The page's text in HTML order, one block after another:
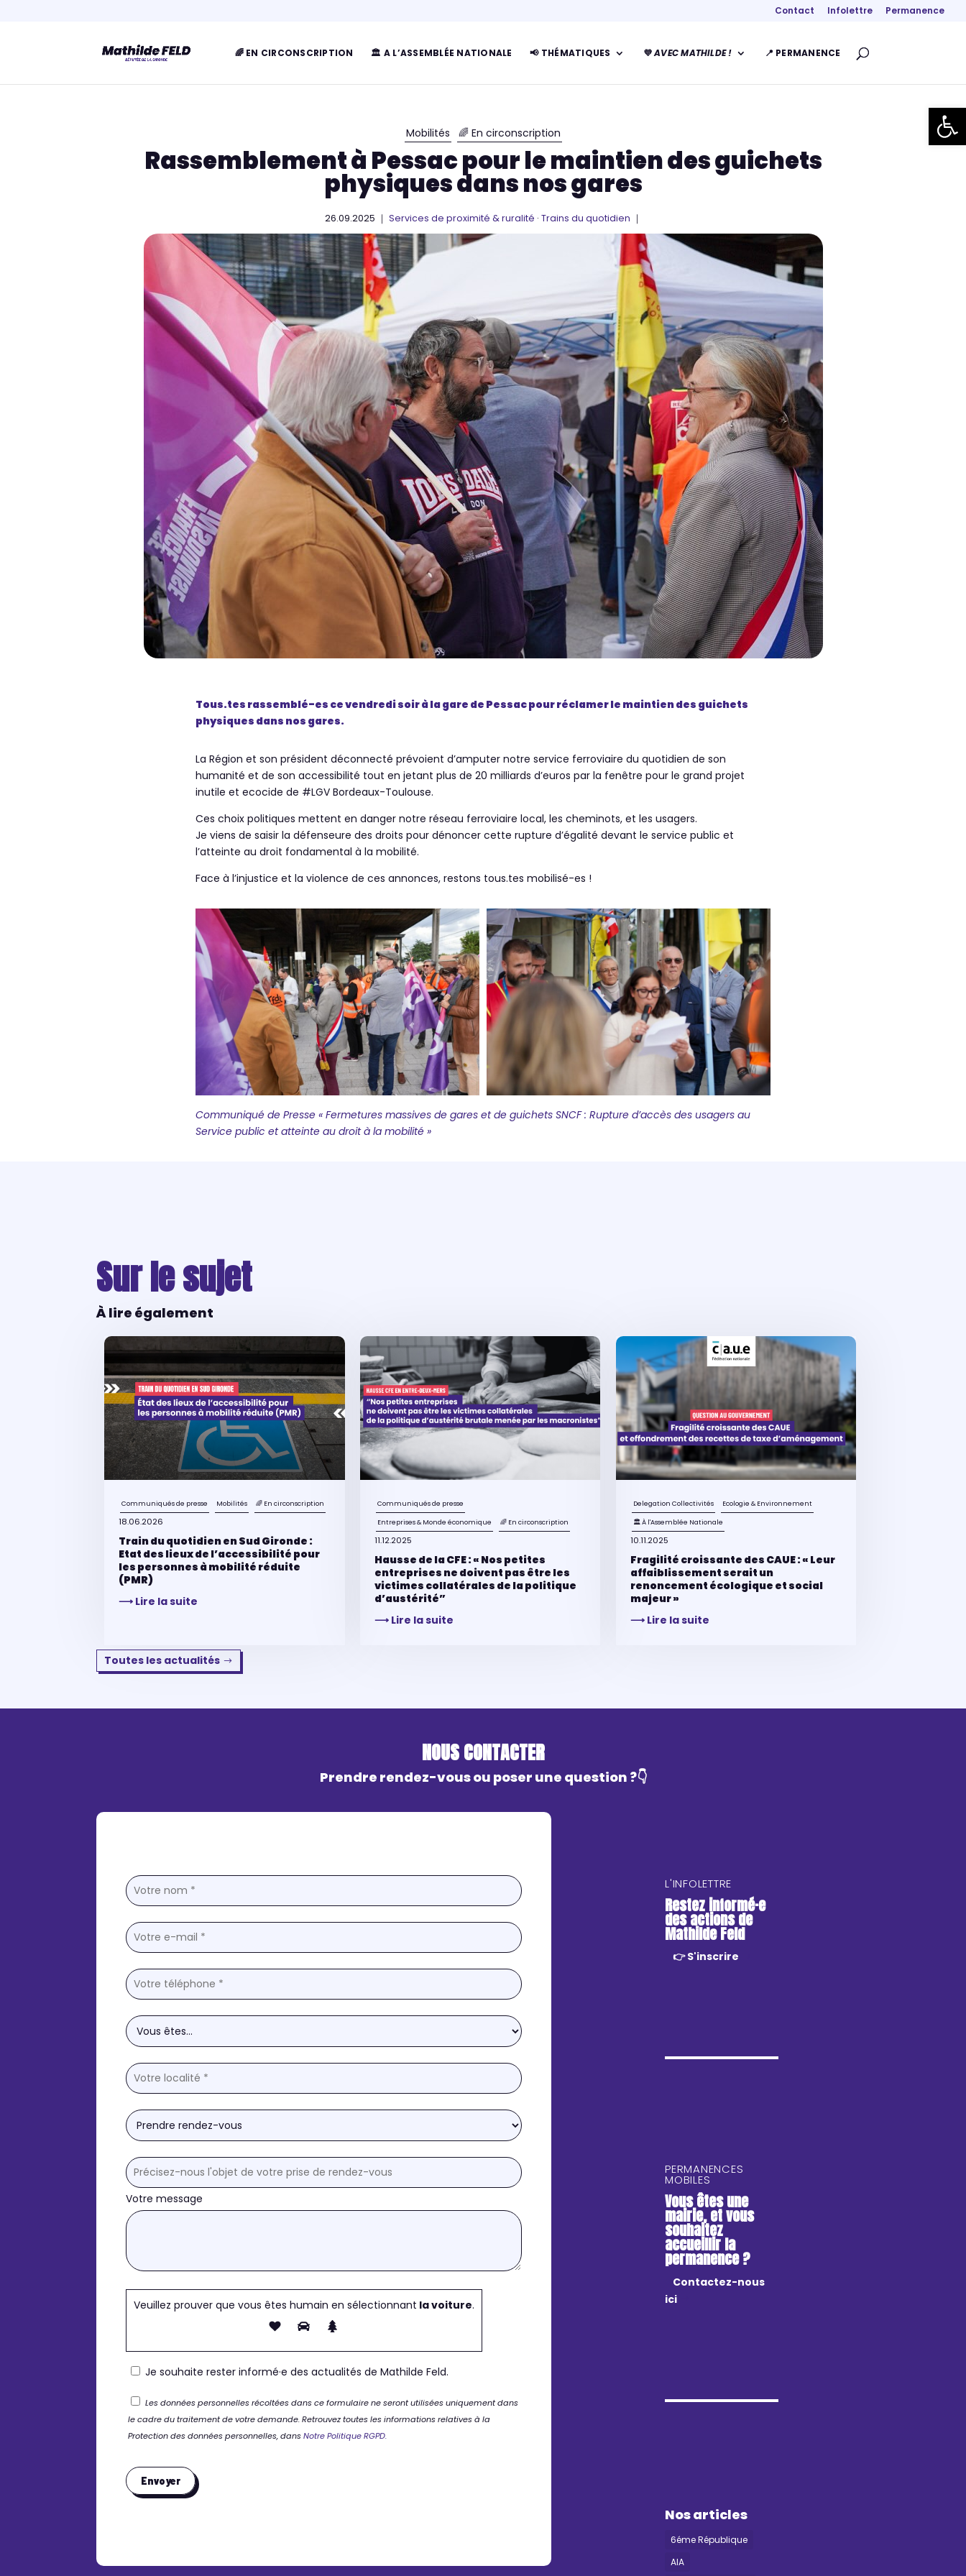
Ouvrir
Contact Infolettre Permanence
🌈 EN CIRCONSCRIPTION 🏛 A L’ASSEMBLÉE NATIONALE 📢 THÉMATIQUES 💜AVEC MATHILDE ! 📍 PERMANENCE
Mobilités 🌈 En circonscription
Rassemblement à Pessac pour le maintien des guichets
physiques dans nos gares
26.09.2025 ｜ Services de proximité & ruralité · Trains du quotidien ｜
Tous.tes rassemblé-es ce vendredi soir à la gare de Pessac pour réclamer le maintien des guichets
physiques dans nos gares.
La Région et son président déconnecté prévoient d’amputer notre service ferroviaire du quotidien de son
humanité et de son accessibilité tout en jetant plus de 20 milliards d’euros par la fenêtre pour le grand projet
inutile et ecocide de #LGV Bordeaux-Toulouse.
Ces choix politiques mettent en danger notre réseau ferroviaire local, les cheminots, et les usagers.
Je viens de saisir la défenseure des droits pour dénoncer cette rupture d’égalité devant le service public et
l’atteinte au droit fondamental à la mobilité.
Face à l’injustice et la violence de ces annonces, restons tous.tes mobilisé-es !
Communiqué de Presse « Fermetures massives de gares et de guichets SNCF : Rupture d’accès des usagers au
Service public et atteinte au droit à la mobilité »
Sur le sujet
À lire également
Communiqués de presse Mobilités 🌈 En circonscription
18.06.2026
Train du quotidien en Sud Gironde :
Etat des lieux de l’accessibilité pour
les personnes à mobilité réduite
(PMR)
⟶ Lire la suite
Communiqués de presse
Entreprises & Monde économique 🌈 En circonscription
11.12.2025
Hausse de la CFE : « Nos petites
entreprises ne doivent pas être les
victimes collatérales de la politique
d’austérité”
⟶ Lire la suite
Delegation Collectivités Ecologie & Environnement
🏛 À l'Assemblée Nationale
10.11.2025
Fragilité croissante des CAUE : « Leur
affaiblissement serait un
renoncement écologique et social
majeur »
⟶ Lire la suite
Toutes les actualités
NOUS CONTACTER
Prendre rendez-vous ou poser une question ?👇
Votre message
Veuillez prouver que vous êtes humain en sélectionnant la voiture.
Je souhaite rester informé·e des actualités de Mathilde Feld.
Les données personnelles récoltées dans ce formulaire ne seront utilisées uniquement dans
le cadre du traitement de votre demande. Retrouvez toutes les informations relatives à la
Protection des données personnelles, dansNotre Politique RGPD.
L'INFOLETTRE
Restez informé·e
des actions de
Mathilde Feld
👉 S'inscrire
PERMANENCES
MOBILES
Vous êtes une
mairie, et vous
souhaitez
accueillir la
permanence ?
Contactez-nous
ici
Nos articles
6éme République
AIA